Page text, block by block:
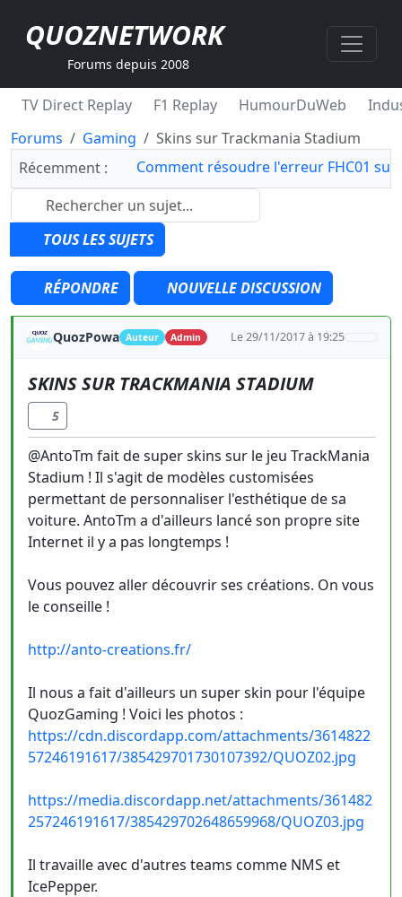
QUOZNETWORK
Forums depuis 2008
TV Direct Replay F1 Replay HumourDuWeb
Forums
Gaming
Skins sur Trackmania Stadium
Récemment :
Comment résoudre l'erreur FHC01 sur
TOUS LES SUJETS
RÉPONDRE NOUVELLE DISCUSSION
QuozPowa Auteur Admin Le 29/11/2017 à 19:25
SKINS SUR TRACKMANIA STADIUM
5
@AntoTm fait de super skins sur le jeu TrackMania
Stadium ! Il s'agit de modèles customisées
permettant de personnaliser l'esthétique de sa
voiture. AntoTm a d'ailleurs lancé son propre site
Internet il y a pas longtemps !
Vous pouvez aller découvrir ses créations. On vous
le conseille !
http://anto-creations.fr/
Il nous a fait d'ailleurs un super skin pour l'équipe
QuozGaming ! Voici les photos :
https://cdn.discordapp.com/attachments/3614822
57246191617/385429701730107392/QUOZ02.jpg
https://media.discordapp.net/attachments/361482
257246191617/385429702648659968/QUOZ03.jpg
Il travaille avec d'autres teams comme NMS et
IcePepper.